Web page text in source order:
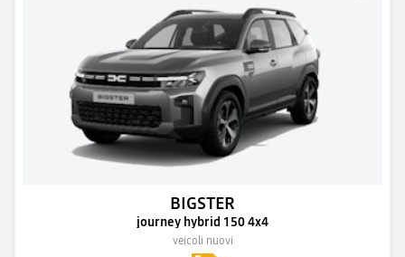
BIGSTER
journey hybrid 150 4x4
veicoli nuovi